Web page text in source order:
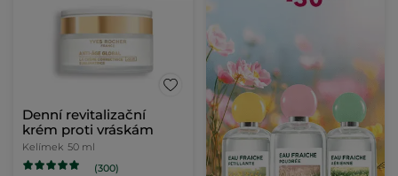
Denní revitalizační
krém proti vráskám
Kelímek 50 ml
(300)